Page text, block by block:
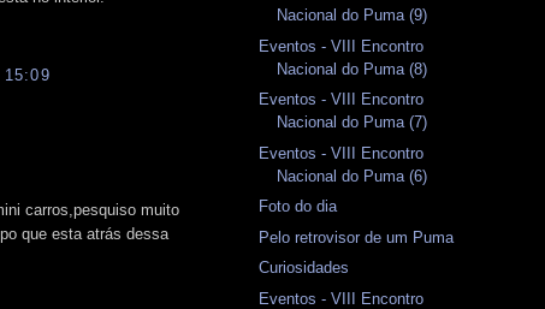
carros,pesquiso muito
que esta atrás dessa
Nacional do Puma (9)
Eventos - VIII Encontro
Nacional do Puma (8)
Eventos - VIII Encontro
Nacional do Puma (7)
Eventos - VIII Encontro
Nacional do Puma (6)
Foto do dia
Pelo retrovisor de um Puma
Curiosidades
Eventos - VIII Encontro